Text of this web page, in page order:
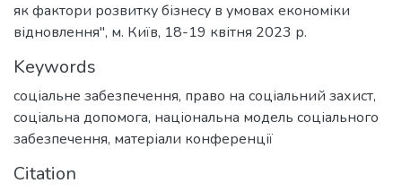
як фактори розвитку бізнесу в умовах економіки
відновлення", м. Київ, 18-19 квітня 2023 р.
Keywords
соціальне забезпечення, право на соціальний захист,
соціальна допомога, національна модель соціального
забезпечення, матеріали конференції
Citation